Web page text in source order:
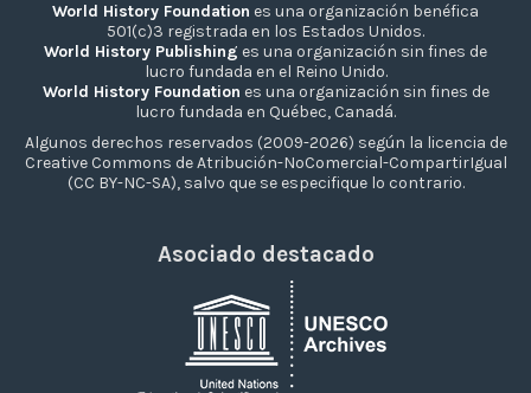
World History Foundation es una organización benéfica
501(c)3 registrada en los Estados Unidos.
World History Publishing es una organización sin fines de
lucro fundada en el Reino Unido.
World History Foundation es una organización sin fines de
lucro fundada en Québec, Canadá.
Algunos derechos reservados (2009-2026) según la licencia de
Creative Commons de Atribución-NoComercial-CompartirIgual
(CC BY-NC-SA), salvo que se especifique lo contrario.
Asociado destacado